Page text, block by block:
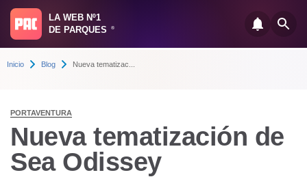
LA WEB Nº1
DE PARQUES
®
Inicio Blog Nueva tematizac...
PORTAVENTURA
Nueva tematización de
Sea Odissey